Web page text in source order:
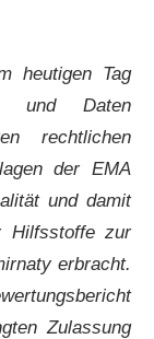
heutigen Tag
und Daten
rechtlichen
der EMA
und damit
Hilfsstoffe zur
erbracht.
Zulassung